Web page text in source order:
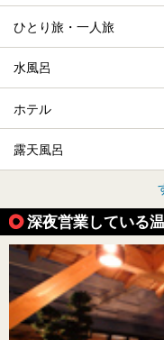
ひとり旅・一人旅
水風呂
ホテル
露天風呂
深夜営業している